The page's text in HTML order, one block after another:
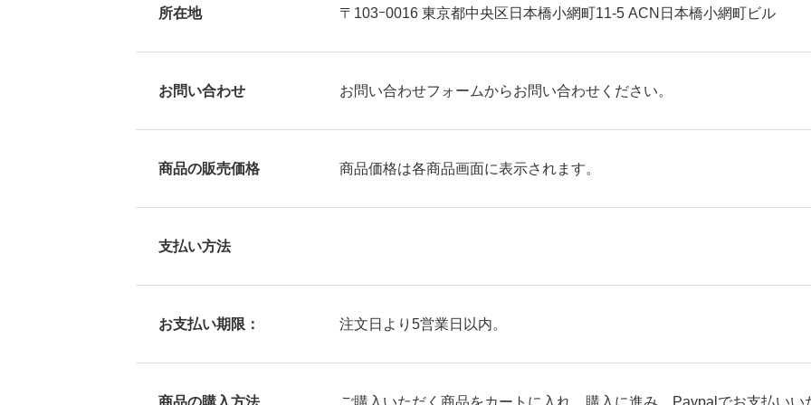
TOPPAGE
所在地 〒103ｰ0016 東京都中央区日本橋小網町11-5 ACN日本橋小網町ビル
お問い合わせ お問い合わせフォームからお問い合わせください。
商品の販売価格 商品価格は各商品画面に表示されます。
支払い方法
お支払い期限： 注文日より5営業日以内。
商品の購入方法 ご購入いただく商品をカートに入れ、購入に進み、Paypalでお支払いい